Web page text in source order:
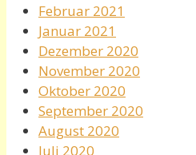
Februar 2021
Januar 2021
Dezember 2020
November 2020
Oktober 2020
September 2020
August 2020
Juli 2020